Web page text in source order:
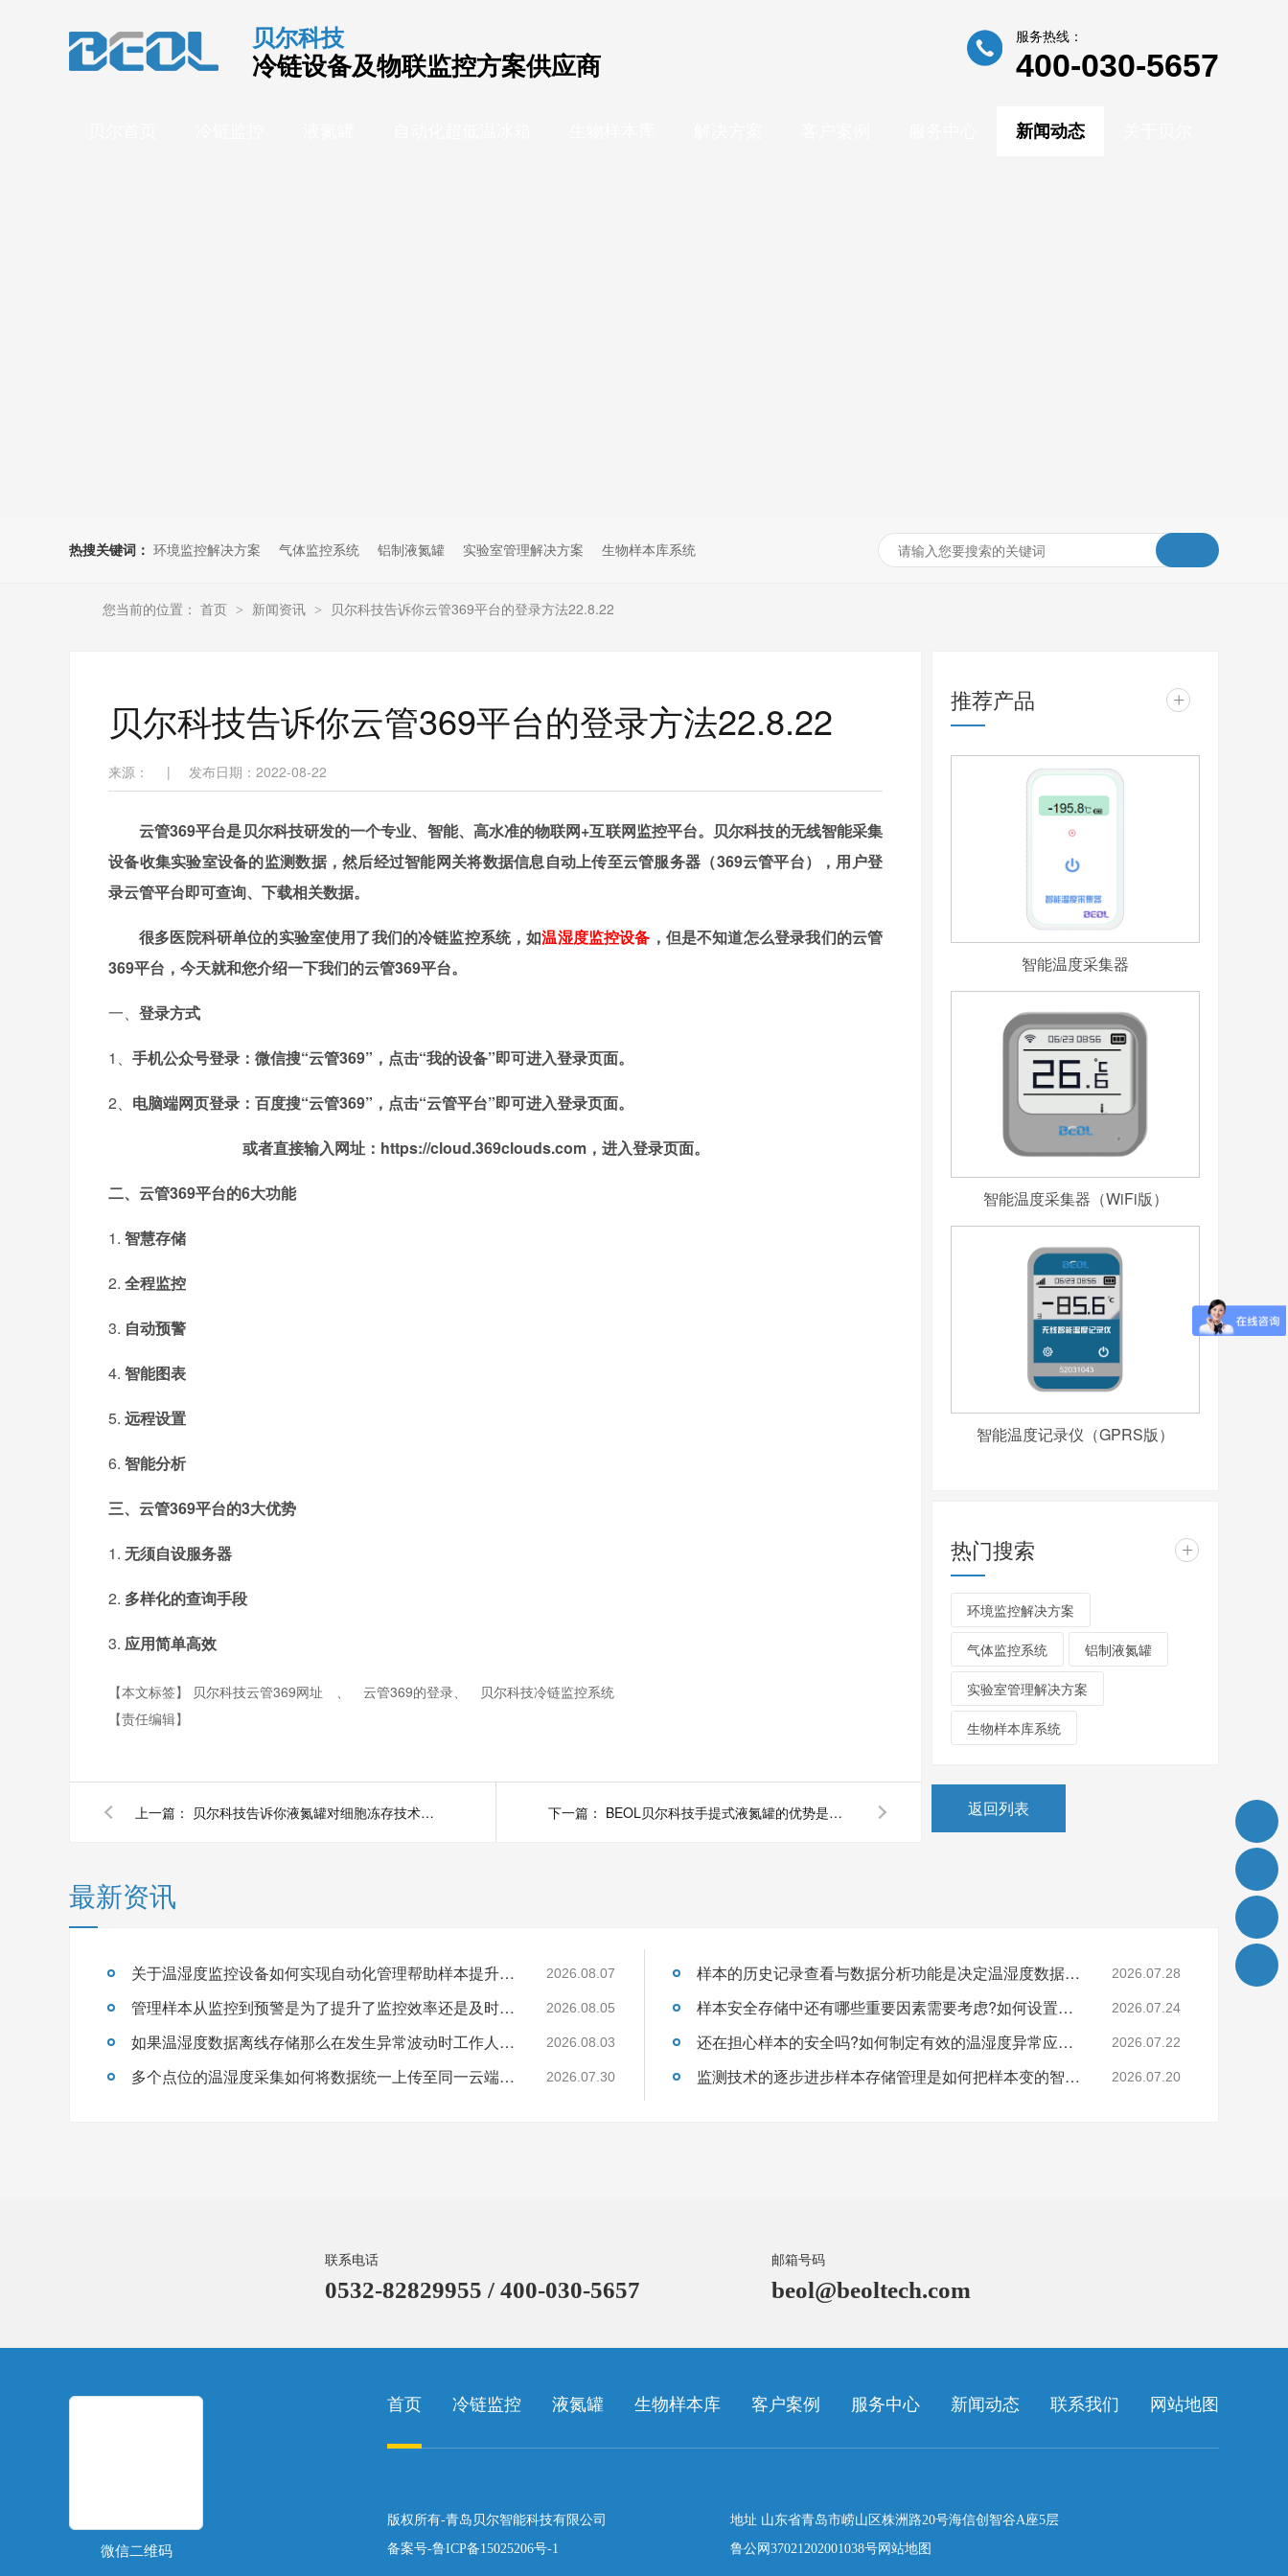
贝尔科技
冷链设备及物联监控方案供应商
服务热线：
400-030-5657
新闻动态
热搜关键词： 环境监控解决方案 气体监控系统 铝制液氮罐 实验室管理解决方案 生物样本库系统
您当前的位置： 首页 > 新闻资讯 > 贝尔科技告诉你云管369平台的登录方法22.8.22
贝尔科技告诉你云管369平台的登录方法22.8.22
来源： | 发布日期：2022-08-22
云管369平台是贝尔科技研发的一个专业、智能、高水准的物联网+互联网监控平台。贝尔科技的无线智能采集
设备收集实验室设备的监测数据，然后经过智能网关将数据信息自动上传至云管服务器（369云管平台），用户登
录云管平台即可查询、下载相关数据。
很多医院科研单位的实验室使用了我们的冷链监控系统，如温湿度监控设备 ，但是不知道怎么登录我们的云管
369平台，今天就和您介绍一下我们的云管369平台。
一、 登录方式
1、 手机公众号登录：微信搜“云管369”，点击“我的设备”即可进入登录页面。
2、 电脑端网页登录：百度搜“云管369”，点击“云管平台”即可进入登录页面。
或者直接输入网址： https://cloud.369clouds.com ，进入登录页面。
二、云管369平台的6大功能
1. 智慧存储
2. 全程监控
3. 自动预警
4. 智能图表
5. 远程设置
6. 智能分析
三、云管369平台的3大优势
1. 无须自设服务器
2. 多样化的查询手段
3. 应用简单高效
【本文标签】 贝尔科技云管369网址 、 云管369的登录、
贝尔科技冷链监控系统
【责任编辑】
上一篇： 贝尔科技告诉你液氮罐对细胞冻存技术发展的重要性22.8.26 下一篇： BEOL贝尔科技手提式液氮罐的优势是什么 ？22.8.12
推荐产品 +
智能温度采集器
智能温度采集器（WiFi版）
智能温度记录仪（GPRS版）
热门搜索 +
环境监控解决方案
气体监控系统 铝制液氮罐
实验室管理解决方案
生物样本库系统
返回列表
最新资讯
关于温湿度监控设备如何实现自动化管理帮助样本提升保存的安全性呢?26.8.7 2026.08.07
管理样本从监控到预警是为了提升了监控效率还是及时处理异常的速度呢?26.8.5 2026.08.05
如果温湿度数据离线存储那么在发生异常波动时工作人员如何得知?26.8.3 2026.08.03
多个点位的温湿度采集如何将数据统一上传至同一云端平台呢?26.7.30 2026.07.30
样本的历史记录查看与数据分析功能是决定温湿度数据的关键吗?26.7.28 2026.07.28
样本安全存储中还有哪些重要因素需要考虑?如何设置样本安全?26.7.24 2026.07.24
还在担心样本的安全吗?如何制定有效的温湿度异常应急预案?26.7.22 2026.07.22
监测技术的逐步进步样本存储管理是如何把样本变的智能化和精细化?26.7.20 2026.07.20
联系电话
0532-82829955 / 400-030-5657
邮箱号码
beol@beoltech.com
微信二维码
首页 冷链监控 液氮罐 生物样本库 客户案例 服务中心 新闻动态 联系我们 网站地图
版权所有-青岛贝尔智能科技有限公司
地址 山东省青岛市崂山区株洲路20号海信创智谷A座5层
备案号-鲁ICP备15025206号-1 鲁公网37021202001038号网站地图